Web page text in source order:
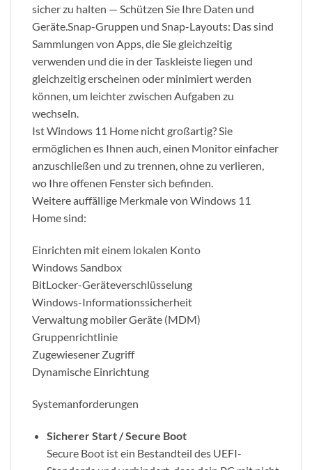
sicher zu halten — Schützen Sie Ihre Daten und
Geräte.Snap-Gruppen und Snap-Layouts: Das sind
Sammlungen von Apps, die Sie gleichzeitig
verwenden und die in der Taskleiste liegen und
gleichzeitig erscheinen oder minimiert werden
können, um leichter zwischen Aufgaben zu
wechseln.
Ist Windows 11 Home nicht großartig? Sie
ermöglichen es Ihnen auch, einen Monitor einfacher
anzuschließen und zu trennen, ohne zu verlieren,
wo Ihre offenen Fenster sich befinden.
Weitere auffällige Merkmale von Windows 11
Home sind:
Einrichten mit einem lokalen Konto
Windows Sandbox
BitLocker-Geräteverschlüsselung
Windows-Informationssicherheit
Verwaltung mobiler Geräte (MDM)
Gruppenrichtlinie
Zugewiesener Zugriff
Dynamische Einrichtung
Systemanforderungen
Sicherer Start / Secure Boot
Secure Boot ist ein Bestandteil des UEFI-